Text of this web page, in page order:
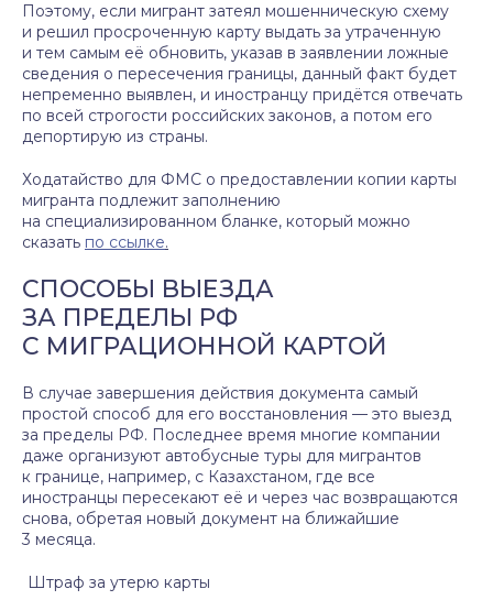
Поэтому, если мигрант затеял мошенническую схему
и решил просроченную карту выдать за утраченную
и тем самым её обновить, указав в заявлении ложные
сведения о пересечения границы, данный факт будет
непременно выявлен, и иностранцу придётся отвечать
по всей строгости российских законов, а потом его
депортирую из страны.
Ходатайство для ФМС о предоставлении копии карты
мигранта подлежит заполнению
на специализированном бланке, который можно
сказать по ссылке.
СПОСОБЫ ВЫЕЗДА
ЗА ПРЕДЕЛЫ РФ
С МИГРАЦИОННОЙ КАРТОЙ
В случае завершения действия документа самый
простой способ для его восстановления — это выезд
за пределы РФ. Последнее время многие компании
даже организуют автобусные туры для мигрантов
к границе, например, с Казахстаном, где все
иностранцы пересекают её и через час возвращаются
снова, обретая новый документ на ближайшие
3 месяца.
Штраф за утерю карты